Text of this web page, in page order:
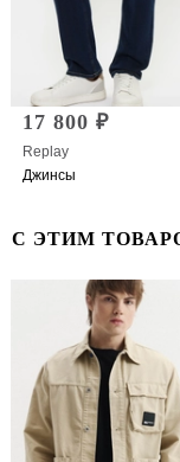
17 800 ₽
Replay
Джинсы
С ЭТИМ